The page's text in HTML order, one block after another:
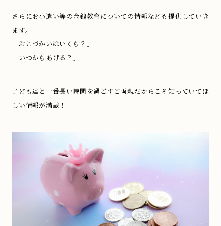
さらにお小遣い等の金銭教育についての情報なども提供していき
ます。
「おこづかいはいくら？」
「いつからあげる？」
子ども達と一番長い時間を過ごすご両親だからこそ知っていてほ
しい情報が満載！